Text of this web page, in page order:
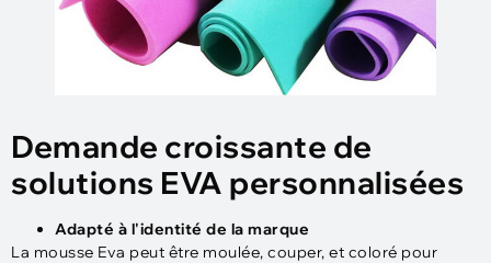
Demande croissante de
solutions EVA personnalisées
Adapté à l'identité de la marque
La mousse Eva peut être moulée, couper, et coloré pour